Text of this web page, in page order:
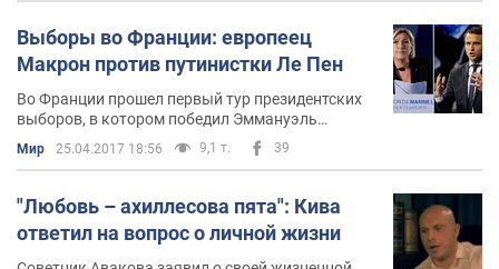
Выборы во Франции: европеец
Макрон против путинистки Ле Пен
Во Франции прошел первый тур президентских
выборов, в котором победил Эммануэль
Макрон. Нам, в Украине, исход этих выборов
очень важен
Мир 25.04.2017 18:56 9,1 т. 39
"Любовь – ахиллесова пята": Кива
ответил на вопрос о личной жизни